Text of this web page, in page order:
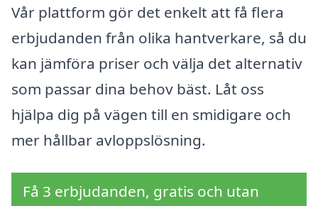
Vår plattform gör det enkelt att få flera
erbjudanden från olika hantverkare, så du
kan jämföra priser och välja det alternativ
som passar dina behov bäst. Låt oss
hjälpa dig på vägen till en smidigare och
mer hållbar avloppslösning.
Få 3 erbjudanden, gratis och utan